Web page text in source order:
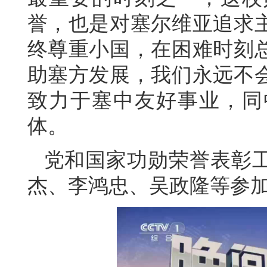
誉，也是对塞尔维亚追求
终尊重小国，在困难时刻
助塞方发展，我们永远不
致力于塞中友好事业，
体。
党和国家功勋荣誉表彰
杰、李鸿忠、吴政隆等参